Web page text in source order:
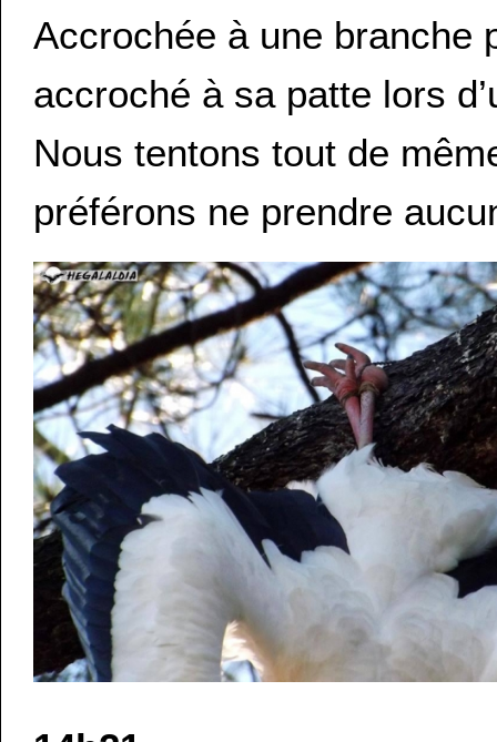
Accrochée à une branche
accroché à sa patte lors
Nous tentons tout de
préférons ne prendre